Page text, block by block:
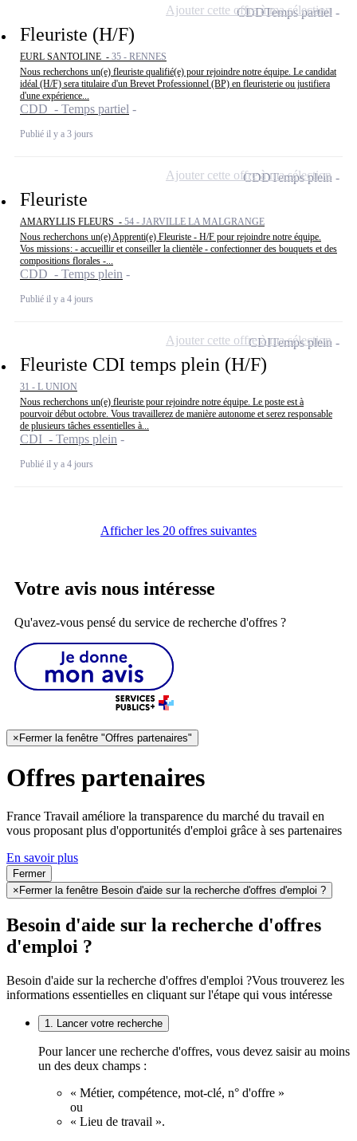
Fleuriste (H/F)
EURL SANTOLINE - 35 - RENNES
Nous recherchons un(e) fleuriste qualifié(e) pour rejoindre notre équipe. Le candidat
idéal (H/F) sera titulaire d'un Brevet Professionnel (BP) en fleuristerie ou justifiera
d'une expérience...
CDD - Temps partiel
Publié il y a 3 jours
CDDTemps partiel
Ajouter cette offre à ma sélection
Fleuriste
AMARYLLIS FLEURS - 54 - JARVILLE LA MALGRANGE
Nous recherchons un(e) Apprenti(e) Fleuriste - H/F pour rejoindre notre équipe.
Vos missions: - accueillir et conseiller la clientèle - confectionner des bouquets et des
compositions florales -...
CDD - Temps plein
Publié il y a 4 jours
CDDTemps plein
Ajouter cette offre à ma sélection
Fleuriste CDI temps plein (H/F)
31 - L UNION
Nous recherchons un(e) fleuriste pour rejoindre notre équipe. Le poste est à
pourvoir début octobre. Vous travaillerez de manière autonome et serez responsable
de plusieurs tâches essentielles à...
CDI - Temps plein
Publié il y a 4 jours
CDITemps plein
Ajouter cette offre à ma sélection
Afficher les 20 offres suivantes
Votre avis nous intéresse
Qu'avez-vous pensé du service de recherche d'offres ?
×Fermer la fenêtre "Offres partenaires"
Offres partenaires
France Travail améliore la transparence du marché du travail en
vous proposant plus d'opportunités d'emploi grâce à ses partenaires
En savoir plus
Fermer
× Fermer la fenêtre Besoin d'aide sur la recherche d'offres d'emploi ?
Besoin d'aide sur la recherche d'offres
d'emploi ?
Besoin d'aide sur la recherche d'offres d'emploi ?Vous trouverez les
informations essentielles en cliquant sur l'étape qui vous intéresse
1. Lancer votre recherche
Pour lancer une recherche d'offres, vous devez saisir au moins
un des deux champs :
« Métier, compétence, mot-clé, n° d'offre »
ou
« Lieu de travail ».